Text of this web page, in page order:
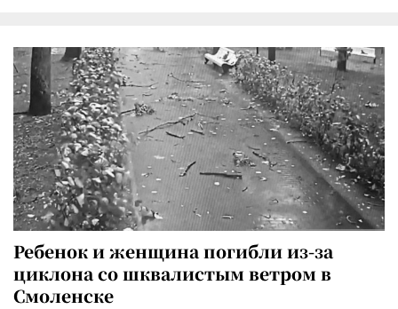
Ребенок и женщина погибли из-за
циклона со шквалистым ветром в
Смоленске